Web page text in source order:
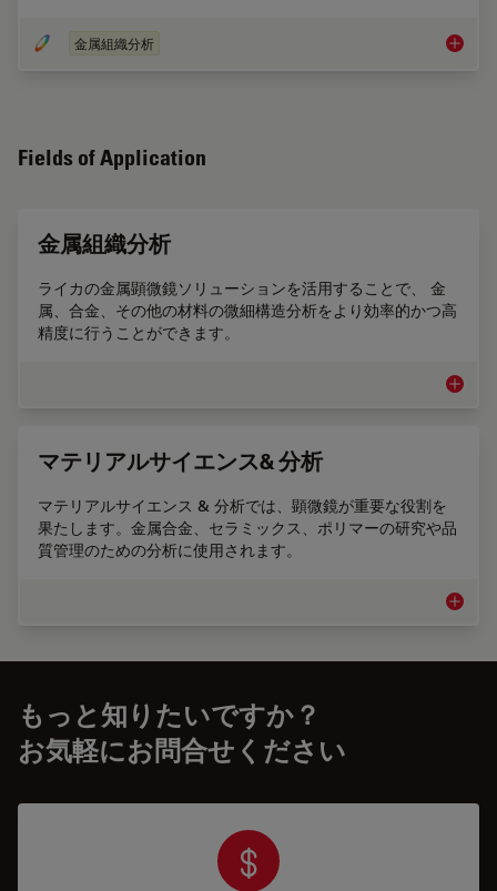
金属組織分析 金属組
Fields of Application
金属組織分析
ライカの金属顕微鏡ソリューションを活用することで、 金
属、合金、その他の材料の微細構造分析をより効率的かつ高
精度に行うことができます。
金属組
マテリアルサイエンス& 分析
マテリアルサイエンス & 分析では、顕微鏡が重要な役割を
果たします。金属合金、セラミックス、ポリマーの研究や品
質管理のための分析に使用されます。
マテリ
もっと知りたいですか？
お気軽にお問合せください